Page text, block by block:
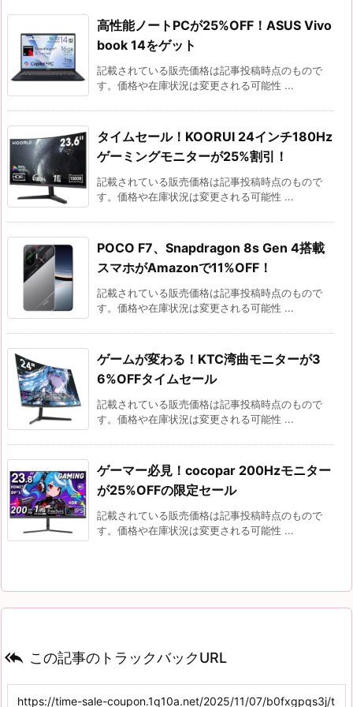
高性能ノートPCが25%OFF！ASUS Vivo
book 14をゲット
記載されている販売価格は記事投稿時点のもので
す。価格や在庫状況は変更される可能性 ...
タイムセール！KOORUI 24インチ180Hz
ゲーミングモニターが25%割引！
記載されている販売価格は記事投稿時点のもので
す。価格や在庫状況は変更される可能性 ...
POCO F7、Snapdragon 8s Gen 4搭載
スマホがAmazonで11%OFF！
記載されている販売価格は記事投稿時点のもので
す。価格や在庫状況は変更される可能性 ...
ゲームが変わる！KTC湾曲モニターが3
6%OFFタイムセール
記載されている販売価格は記事投稿時点のもので
す。価格や在庫状況は変更される可能性 ...
ゲーマー必見！cocopar 200Hzモニター
が25%OFFの限定セール
記載されている販売価格は記事投稿時点のもので
す。価格や在庫状況は変更される可能性 ...
 この記事のトラックバックURL